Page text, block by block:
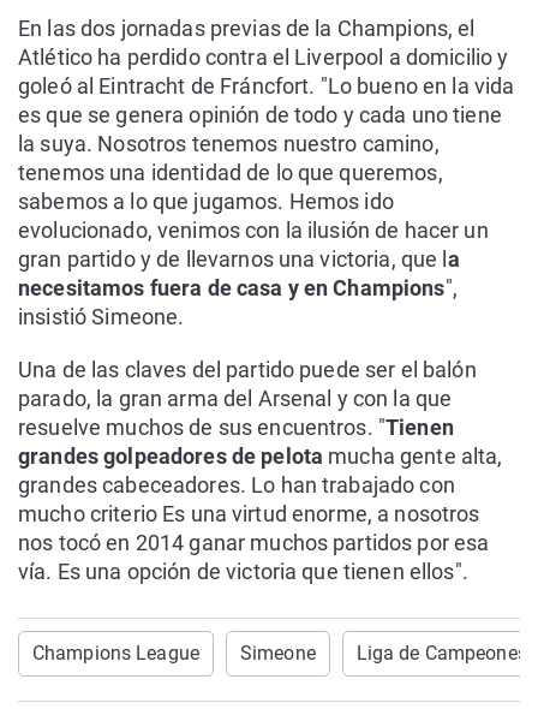
En las dos jornadas previas de la Champions, el
Atlético ha perdido contra el Liverpool a domicilio y
goleó al Eintracht de Fráncfort. "Lo bueno en la vida
es que se genera opinión de todo y cada uno tiene
la suya. Nosotros tenemos nuestro camino,
tenemos una identidad de lo que queremos,
sabemos a lo que jugamos. Hemos ido
evolucionado, venimos con la ilusión de hacer un
gran partido y de llevarnos una victoria, que l a
necesitamos fuera de casa y en Champions",
insistió Simeone.
Una de las claves del partido puede ser el balón
parado, la gran arma del Arsenal y con la que
resuelve muchos de sus encuentros. "Tienen
grandes golpeadores de pelota mucha gente alta,
grandes cabeceadores. Lo han trabajado con
mucho criterio Es una virtud enorme, a nosotros
nos tocó en 2014 ganar muchos partidos por esa
vía. Es una opción de victoria que tienen ellos".
Champions League Simeone Liga de Campeones